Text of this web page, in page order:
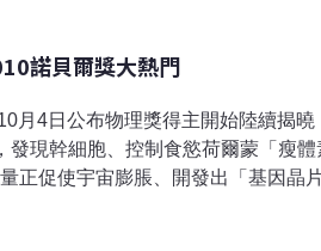
諾貝爾獎大熱門
月4日公布物理獎得主開始陸續揭曉
發現幹細胞、控制食慾荷爾蒙「瘦體
正促使宇宙膨脹、開發出「基因晶
該公司資料庫中已發表論文被引用